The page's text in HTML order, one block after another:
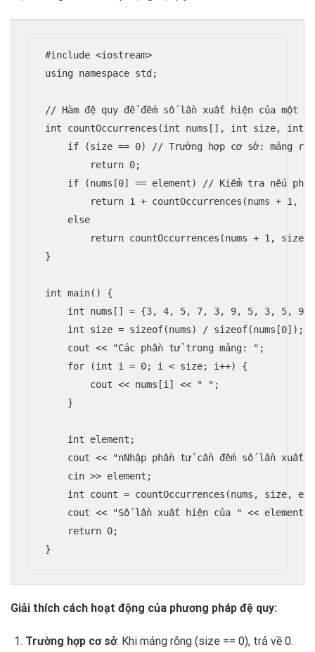
#include <iostream>
using namespace std;
// Hàm đệ quy để đếm số lần xuất hiện của một
int countOccurrences(int nums[], int size, int
if (size == 0) // Trường hợp cơ sở: mảng
        return 0;
if (nums[0] == element) // Kiểm tra nếu
return 1 + countOccurrences(nums + 1,
    else
return countOccurrences(nums + 1, size
}
int main() {
int nums[] = {3, 4, 5, 7, 3, 9, 5, 3, 5, 9,
    int size = sizeof(nums) / sizeof(nums[0]);
    cout << "Các phần tử trong mảng: ";
    for (int i = 0; i < size; i++) {
        cout << nums[i] << " ";
    }
    int element;
cout << "nNhập phần tử cần đếm số lần xuất
    cin >> element;
int count = countOccurrences(nums, size,
cout << "Số lần xuất hiện của " << element
    return 0;
}
Giải thích cách hoạt động của phương pháp đệ quy:
Trường hợp cơ sở: Khi mảng rỗng (size == 0), trả về 0.